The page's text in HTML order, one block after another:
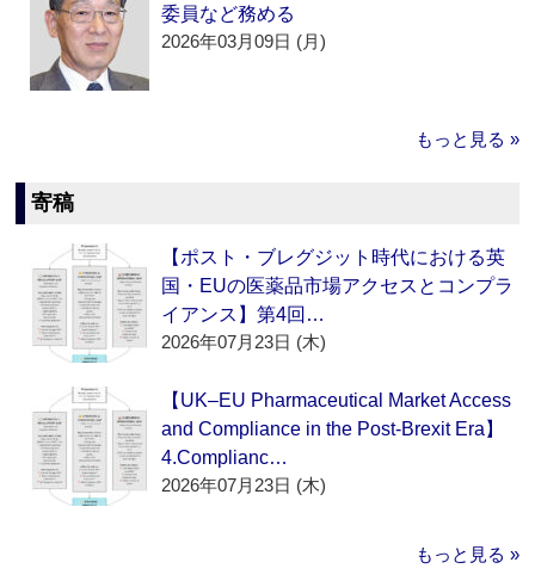
委員など務める
2026年03月09日 (月)
もっと見る »
寄稿
【ポスト・ブレグジット時代における英
国・EUの医薬品市場アクセスとコンプラ
イアンス】第4回…
2026年07月23日 (木)
【UK–EU Pharmaceutical Market Access
and Compliance in the Post-Brexit Era】
4.Complianc…
2026年07月23日 (木)
もっと見る »